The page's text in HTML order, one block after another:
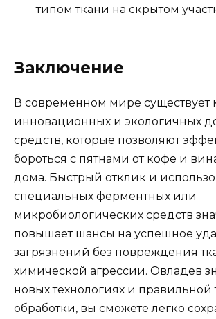
типом ткани на скрытом
Заключение
В современном мире существует
инновационных и экологичных
средств, которые позволяют
бороться с пятнами от кофе и
дома. Быстрый отклик и
специальных ферментных или
микробиологических средств
повышает шансы на успешное
загрязнений без повреждения
химической агрессии. Овладев
новых технологиях и правильной
обработки, вы сможете легко